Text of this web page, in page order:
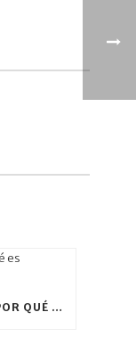
POSICIONAMIENTO WEB. ¿POR QUÉ ES IMPRESCINDIBLE?